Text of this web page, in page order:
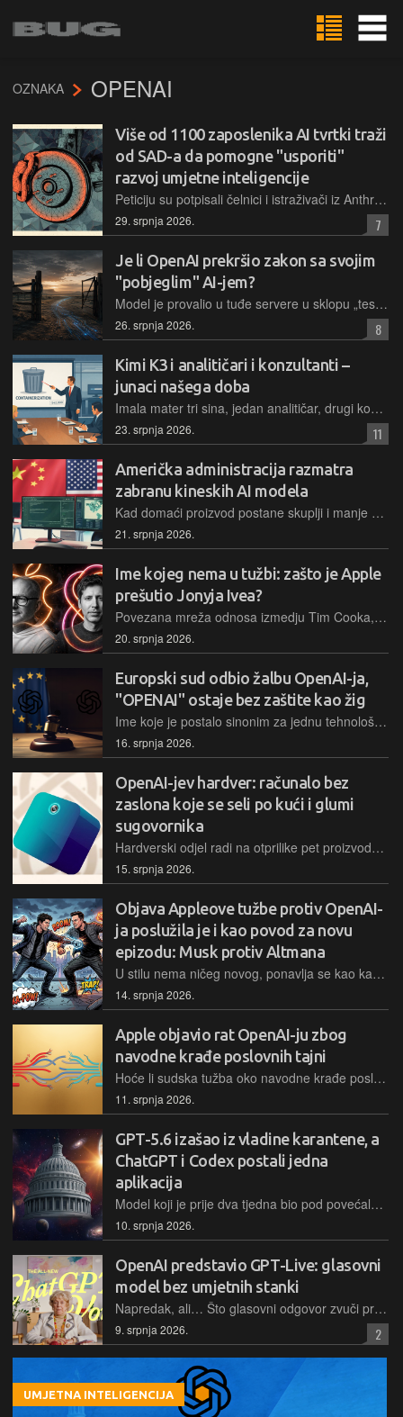
OZNAKA OPENAI
Više od 1100 zaposlenika AI tvrtki traži
od SAD-a da pomogne "usporiti"
razvoj umjetne inteligencije
Peticiju su potpisali čelnici i istraživači iz Anthropica, Googlea, Mete i OpenAI-ja, upozoravajući da bi tempo napretka umjetne inteligencije mogao nadmašiti sposobnost čovječanstva da razumije i kontrolira sve moćnije sustave. Zanimljivo, ne traže pauzu, nego alate kojima bi se razvoj po potrebi mogao prikočiti
29. srpnja 2026. 7
Je li OpenAI prekršio zakon sa svojim
"pobjeglim" AI-jem?
Model je provalio u tuđe servere u sklopu „testiranja“. Da je isto učinio čovjek, odgovarao bi po zakonu koji je već korišten protiv novinara zbog posuđene lozinke. Sam Altman objašnjava kako se radi o supermoćnom AI-ju kojega je jednostavno nemoguće zadržati u koralu – ubio dva kauboja koji su pokušali, treći u bolnici, još se ne zna što će s njim biti, doktori se ne usude ni prognozirati…
26. srpnja 2026. 8
Kimi K3 i analitičari i konzultanti –
junaci našega doba
Imala mater tri sina, jedan analitičar, drugi konzultant, a i treći je isto bez ikakvog zanata. Užitak je čitati i gledati analitičare općenito, ali posebno u doba AI-ja gdje ljudi koji doslovce nemaju pojma ni kako radi AI, ni kako se pravi softver, analiziraju jedno i drugo sve u šesnaest... Kimi K3 je tu samo lakmus test
23. srpnja 2026. 11
Američka administracija razmatra
zabranu kineskih AI modela
Kad domaći proizvod postane skuplji i manje praktičan od stranog, tržišna logika nalaže da se odgovori boljim i jeftinijim proizvodom. Umjesto toga razmatra se administrativno presijecanje pristupa, po sistemu koji podsjeća na carinsku politiku posljednjih godina, samo prevedenu iz čelika i soje u modele umjetne inteligencije
21. srpnja 2026.
Ime kojeg nema u tužbi: zašto je Apple
prešutio Jonyja Ivea?
Povezana mreža odnosa izmedju Tim Cooka, njegovog nasljednika Johna Ternusa i Laurene Powell Jobs, prijateljice i Cooka i Ivea čita se kao razlog zbog kojeg u dokumentu nema imena čovjeka bez kojeg se sav Appleov hardver ne bi ni mogao zamisliti
20. srpnja 2026.
Europski sud odbio žalbu OpenAI-ja,
"OPENAI" ostaje bez zaštite kao žig
Ime koje je postalo sinonim za jednu tehnološku kategoriju u Europskoj uniji vrijedi upravo onoliko koliko i opis te kategorije
16. srpnja 2026.
OpenAI-jev hardver: računalo bez
zaslona koje se seli po kući i glumi
sugovornika
Hardverski odjel radi na otprilike pet proizvoda, a kreće se od uređaja za dnevni boravak. Dugoročno se planira mobilni uređaj koji bi zamijenio pametni telefon, istražuju se nosivi proizvodi, uključujući privjesak, a postoji i zanimanje za kućnu robotiku.
15. srpnja 2026.
Objava Appleove tužbe protiv OpenAI-
ja poslužila je i kao povod za novu
epizodu: Musk protiv Altmana
U stilu nema ničeg novog, ponavlja se kao kadar iz lošeg stripa, a svaki nastavak kreće od nule kao da prethodnog nije bilo. Ipak, postoji i ozbiljna strana sudske tužbe
14. srpnja 2026.
Apple objavio rat OpenAI-ju zbog
navodne krađe poslovnih tajni
Hoće li sudska tužba oko navodne krađe poslovnih tajni pokopati i ono malo suradnje što je ostalo između Applea i OpenAI-ja, uključujući integraciju ChatGPT-ja u Siri i planove za AI hardver?
11. srpnja 2026.
GPT-5.6 izašao iz vladine karantene, a
ChatGPT i Codex postali jedna
aplikacija
Model koji je prije dva tjedna bio pod povećalom ministra trgovine sada je dobio blagoslov pa se nakon trinaest dana testiranja odabranih, dijeli i besplatnim korisnicima
10. srpnja 2026.
OpenAI predstavio GPT-Live: glasovni
model bez umjetnih stanki
Napredak, ali… Što glasovni odgovor zvuči prirodnije, veća je vjerojatnost da će mu se vjerovati, dok problem haluciniranja ostaje isti kao kod svih ostalih modela
9. srpnja 2026. 2
UMJETNA INTELIGENCIJA